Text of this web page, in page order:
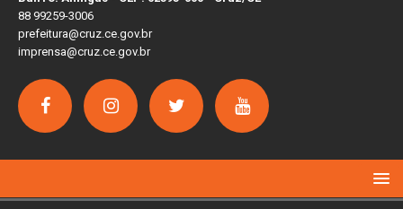
88 99259-3006
prefeitura@cruz.ce.gov.br
imprensa@cruz.ce.gov.br